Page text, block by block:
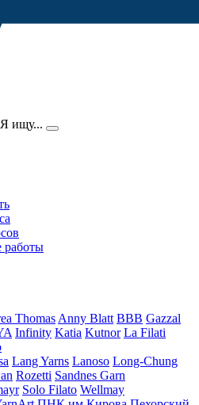
Я ищу...
работы
Thomas Anny Blatt BBB Gazzal
Infinity Katia Kutnor La Filati
Lang Yarns Lanoso Long-Chung
Rozetti Sandnes Garn
Solo Filato Wellmay